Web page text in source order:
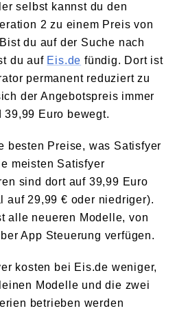
selbst kannst du den
2 zu einem Preis von
du auf der Suche nach
du auf Eis.de fündig. Dort ist
permanent reduziert zu
der Angebotspreis immer
Euro bewegt.
besten Preise, was Satisfyer
meisten Satisfyer
sind dort auf 39,99 Euro
auf 29,99 € oder niedriger).
alle neueren Modelle, von
App Steuerung verfügen.
kosten bei Eis.de weniger,
Modelle und die zwei
betrieben werden